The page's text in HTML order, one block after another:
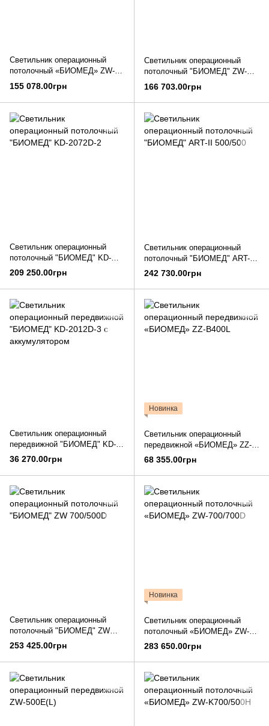
Светильник операционный
потолочный «БИОМЕД» ZW-
500D
155 078.00грн
Светильник операционный
потолочный "БИОМЕД" ZW-
700D
166 703.00грн
Светильник операционный
потолочный "БИОМЕД" KD-
2072D-2
209 250.00грн
Светильник операционный
потолочный "БИОМЕД" ART-II
500/500
242 730.00грн
Светильник операционный
передвижной "БИОМЕД" KD-
2012D-3 с аккумулятором
36 270.00грн
Новинка
Светильник операционный
передвижной «БИОМЕД» ZZ-
B400L
68 355.00грн
Светильник операционный
потолочный "БИОМЕД" ZW
700/500D
253 425.00грн
Новинка
Светильник операционный
потолочный «БИОМЕД» ZW-
700/700D
283 650.00грн